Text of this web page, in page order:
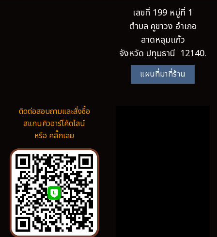
เลขที่ 199 หมู่ที่ 1
ตำบล คูขาวง อำเภอ
ลาดหลุมแก้ว
จังหวัด ปทุมธานี 12140.
แผนที่มาที่ร้าน
ติดต่อสอบถามและสั่งซื้อ
สแกนคิวอาร์โค้ดไลน์
หรือ คลิ๊กเลย